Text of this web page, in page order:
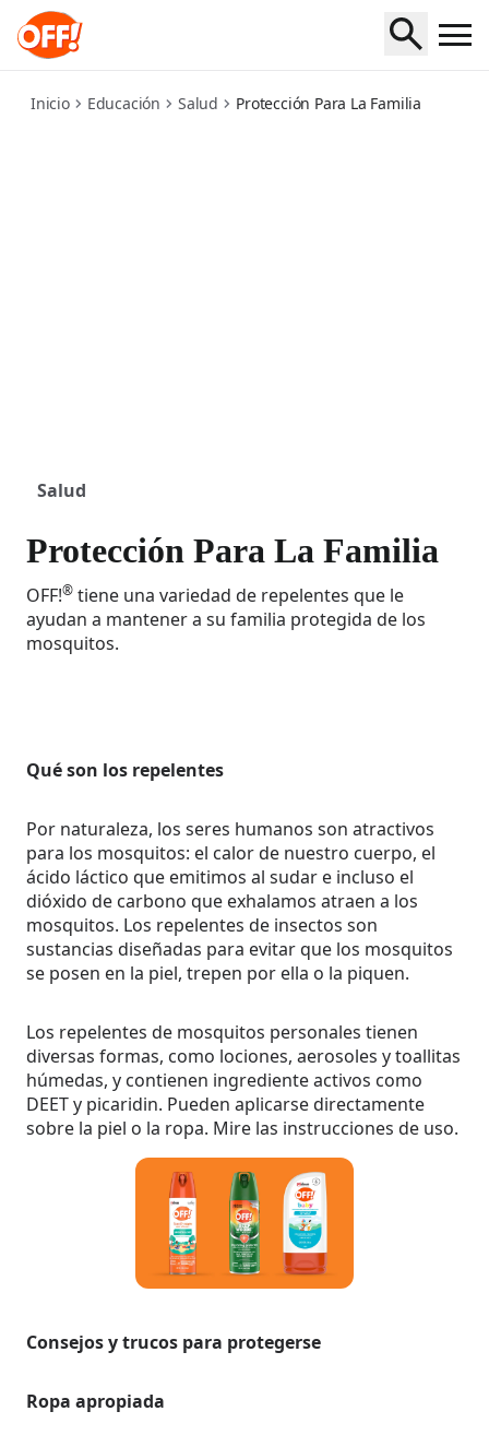
protect-your-family-from-mosquitoes
Inicio Educación Salud Protección Para La Familia
Salud
Protección Para La Familia
OFF!® tiene una variedad de repelentes que le
ayudan a mantener a su familia protegida de los
mosquitos.
Qué son los repelentes
Por naturaleza, los seres humanos son atractivos
para los mosquitos: el calor de nuestro cuerpo, el
ácido láctico que emitimos al sudar e incluso el
dióxido de carbono que exhalamos atraen a los
mosquitos. Los repelentes de insectos son
sustancias diseñadas para evitar que los mosquitos
se posen en la piel, trepen por ella o la piquen.
Los repelentes de mosquitos personales tienen
diversas formas, como lociones, aerosoles y toallitas
húmedas, y contienen ingrediente activos como
DEET y picaridin. Pueden aplicarse directamente
sobre la piel o la ropa. Mire las instrucciones de uso.
Consejos y trucos para protegerse
Ropa apropiada